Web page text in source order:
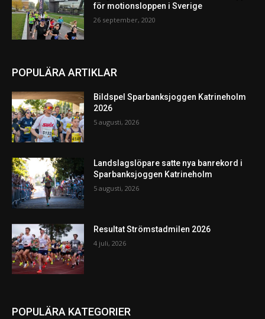
för motionsloppen i Sverige
26 september, 2020
POPULÄRA ARTIKLAR
Bildspel Sparbanksjoggen Katrineholm
2026
5 augusti, 2026
Landslagslöpare satte nya banrekord i
Sparbanksjoggen Katrineholm
5 augusti, 2026
Resultat Strömstadmilen 2026
4 juli, 2026
POPULÄRA KATEGORIER